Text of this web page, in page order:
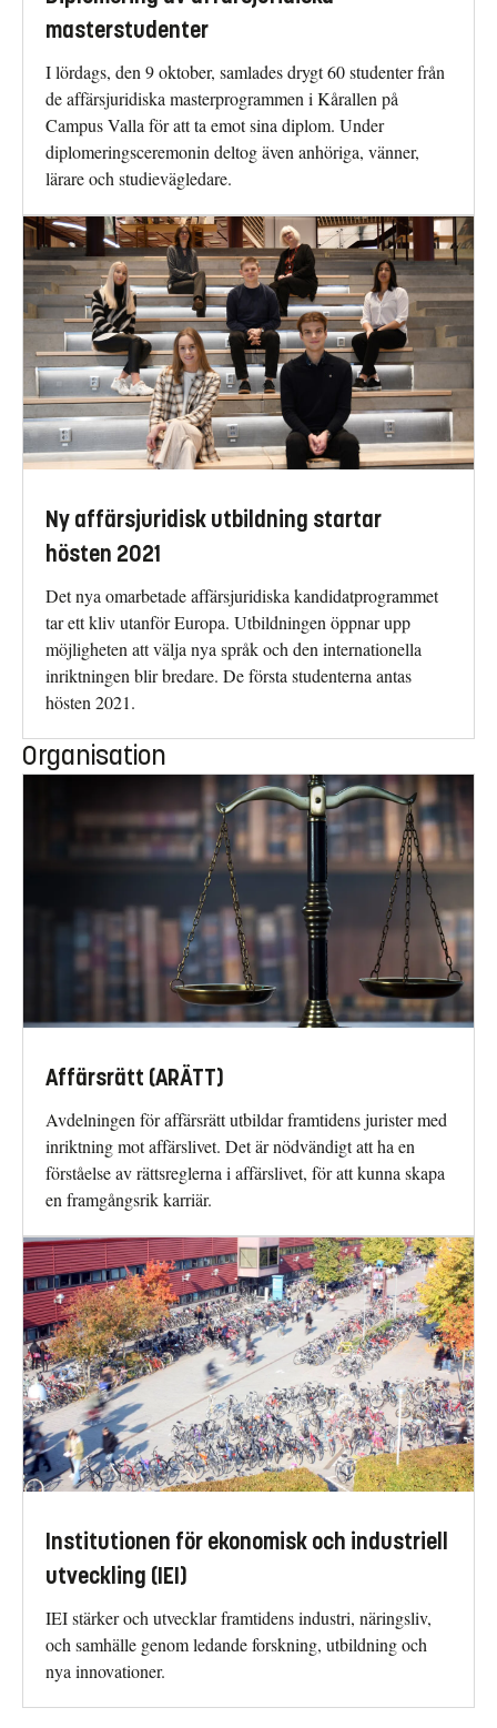
masterstudenter
I lördags, den 9 oktober, samlades drygt 60 studenter från
de affärsjuridiska masterprogrammen i Kårallen på
Campus Valla för att ta emot sina diplom. Under
diplomeringsceremonin deltog även anhöriga, vänner,
lärare och studievägledare.
Ny affärsjuridisk utbildning startar
hösten 2021
Det nya omarbetade affärsjuridiska kandidatprogrammet
tar ett kliv utanför Europa. Utbildningen öppnar upp
möjligheten att välja nya språk och den internationella
inriktningen blir bredare. De första studenterna antas
hösten 2021.
Organisation
Affärsrätt (ARÄTT)
Avdelningen för affärsrätt utbildar framtidens jurister med
inriktning mot affärslivet. Det är nödvändigt att ha en
förståelse av rättsreglerna i affärslivet, för att kunna skapa
en framgångsrik karriär.
Institutionen för ekonomisk och industriell
utveckling (IEI)
IEI stärker och utvecklar framtidens industri, näringsliv,
och samhälle genom ledande forskning, utbildning och
nya innovationer.